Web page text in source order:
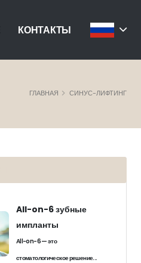
КОНТАКТЫ
ГЛАВНАЯ СИНУС-ЛИФТИНГ
All-on-6 зубные
импланты
All-on-6 — это
стоматологическое решение...